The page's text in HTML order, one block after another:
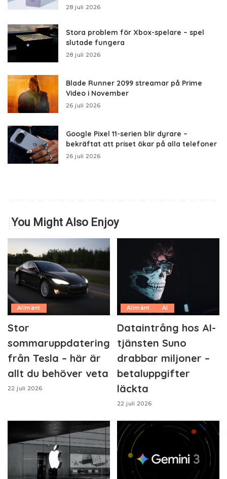
28 juli 2026
Stora problem för Xbox-spelare – spel
slutade fungera
28 juli 2026
Blade Runner 2099 streamar på Prime
Video i November
26 juli 2026
Google Pixel 11-serien blir dyrare –
bekräftat att priset ökar på alla telefoner
26 juli 2026
You Might Also Enjoy
Allmänt
Stor
sommaruppdatering
från Tesla – här är
allt du behöver veta
22 juli 2026
Allmänt AI
Dataintrång hos AI-
tjänsten Suno
drabbar miljoner –
betaluppgifter
läckta
22 juli 2026